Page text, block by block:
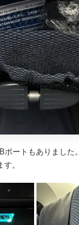
ートもありました。
。